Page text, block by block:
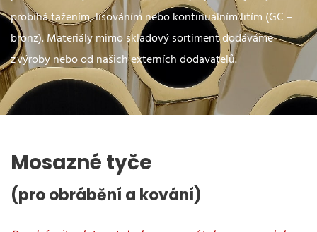
probíhá tažením, lisováním nebo kontinuálním litím (GC –
bronz). Materiály mimo skladový sortiment dodáváme
z výroby nebo od našich externích dodavatelů.
Mosazné tyče
(pro obrábění a kování)